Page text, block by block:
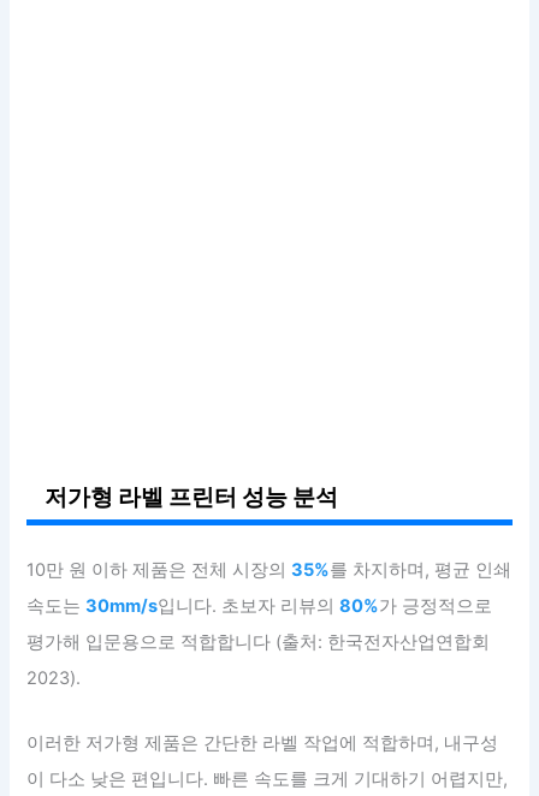
저가형 라벨 프린터 성능 분석
10만 원 이하 제품은 전체 시장의35%를 차지하며, 평균 인쇄
속도는30mm/s입니다. 초보자 리뷰의80%가 긍정적으로
평가해 입문용으로 적합합니다 (출처: 한국전자산업연합회
2023).
이러한 저가형 제품은 간단한 라벨 작업에 적합하며, 내구성
이 다소 낮은 편입니다. 빠른 속도를 크게 기대하기 어렵지만,